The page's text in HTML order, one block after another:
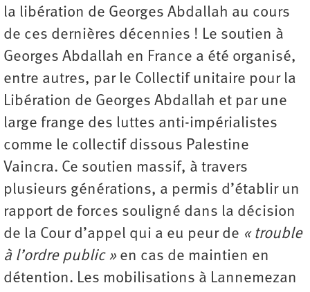
la libération de Georges Abdallah au cours
de ces dernières décennies ! Le soutien à
Georges Abdallah en France a été organisé,
entre autres, par le Collectif unitaire pour la
Libération de Georges Abdallah et par une
large frange des luttes anti-impérialistes
comme le collectif dissous Palestine
Vaincra. Ce soutien massif, à travers
plusieurs générations, a permis d’établir un
rapport de forces souligné dans la décision
de la Cour d’appel qui a eu peur de « trouble
à l’ordre public » en cas de maintien en
détention. Les mobilisations à Lannemezan